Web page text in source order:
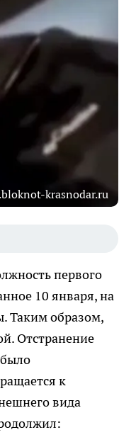
krasnodar.ru
первого
10 января, на
Таким образом,
Отстранение
к
вида